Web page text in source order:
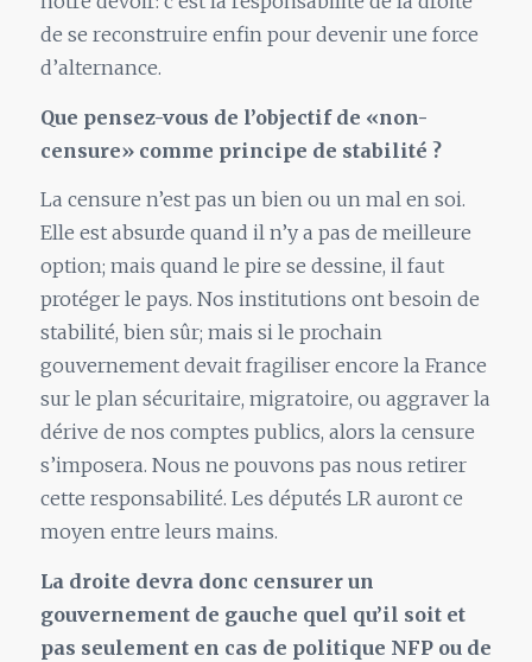
de se reconstruire enfin pour devenir une force
d’alternance.
Que pensez-vous de l’objectif de «non-
censure» comme principe de stabilité ?
La censure n’est pas un bien ou un mal en soi.
Elle est absurde quand il n’y a pas de meilleure
option; mais quand le pire se dessine, il faut
protéger le pays. Nos institutions ont besoin de
stabilité, bien sûr; mais si le prochain
gouvernement devait fragiliser encore la France
sur le plan sécuritaire, migratoire, ou aggraver la
dérive de nos comptes publics, alors la censure
s’imposera. Nous ne pouvons pas nous retirer
cette responsabilité. Les députés LR auront ce
moyen entre leurs mains.
La droite devra donc censurer un
gouvernement de gauche quel qu’il soit et
pas seulement en cas de politique NFP ou de